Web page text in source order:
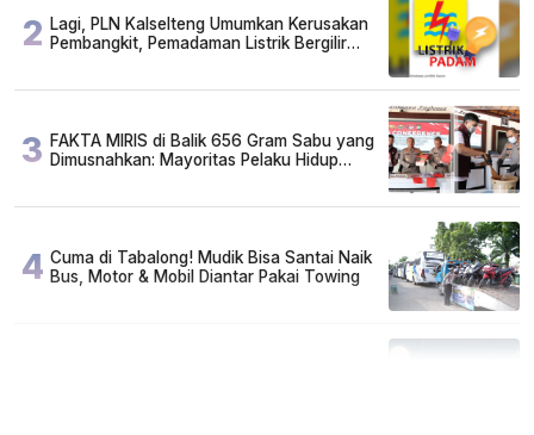
2 Lagi, PLN Kalselteng Umumkan Kerusakan
Pembangkit, Pemadaman Listrik Bergilir
3 FAKTA MIRIS di Balik 656 Gram Sabu yang
Dimusnahkan: Mayoritas Pelaku Hidup
4 Cuma di Tabalong! Mudik Bisa Santai Naik
Bus, Motor & Mobil Diantar Pakai Towing